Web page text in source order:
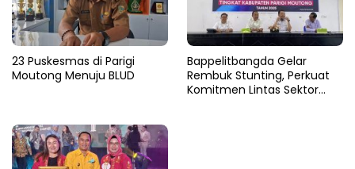
23 Puskesmas di Parigi
Moutong Menuju BLUD
Bappelitbangda Gelar
Rembuk Stunting, Perkuat
Komitmen Lintas Sektor